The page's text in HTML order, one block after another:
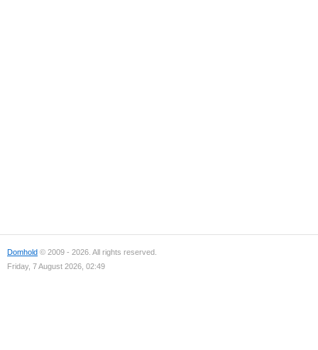
Domhold © 2009 - 2026. All rights reserved.
Friday, 7 August 2026, 02:49